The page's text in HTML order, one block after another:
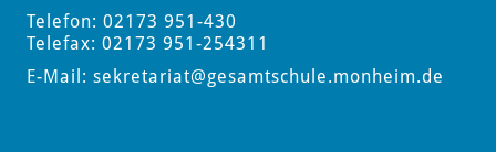
Telefon: 02173 951-430
Telefax: 02173 951-254311
E-Mail: sekretariat@gesamtschule.monheim.de